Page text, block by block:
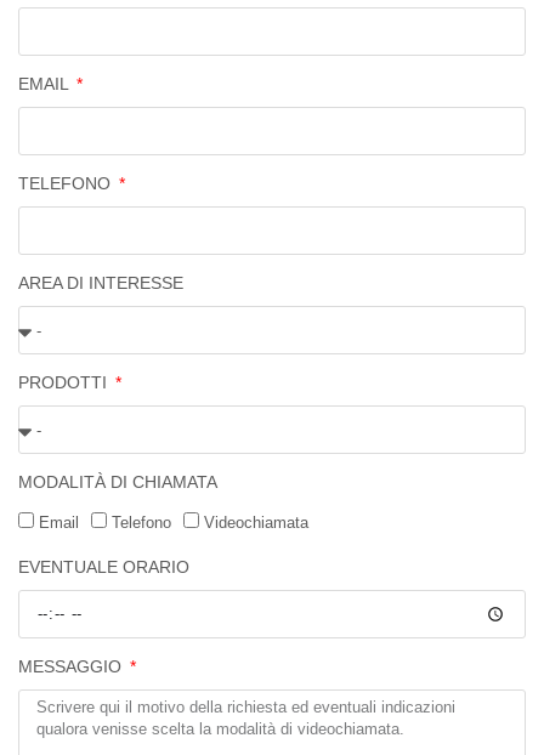
EMAIL
TELEFONO
AREA DI INTERESSE
PRODOTTI
MODALITÀ DI CHIAMATA
Email Telefono Videochiamata
EVENTUALE ORARIO
MESSAGGIO